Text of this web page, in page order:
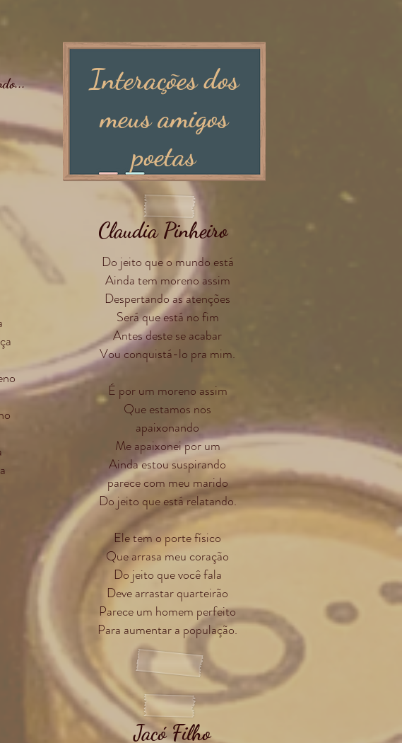
Interações dos
meus amigos
poetas
Claudia Pinheiro
Do jeito que o mundo está
Ainda tem moreno assim
Despertando as atenções
Será que está no fim
Antes deste se acabar
Vou conquistá-lo pra mim.
É por um moreno assim
Que estamos nos
apaixonando
Me apaixonei por um
Ainda estou suspirando
parece com meu marido
Do jeito que está relatando.
Ele tem o porte físico
Que arrasa meu coração
Do jeito que você fala
Deve arrastar quarteirão
Parece um homem perfeito
Para aumentar a população.
Jacó Filho